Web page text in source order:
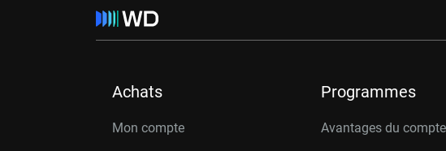
Achats
Mon compte
Programmes
Avantages du